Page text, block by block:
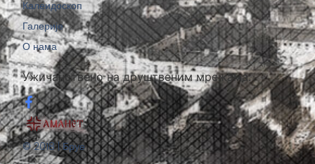
Ужичанствено на друштвеним мрежама:
© 2018 | Бруе
Калеидоскоп
Галерије
О нама